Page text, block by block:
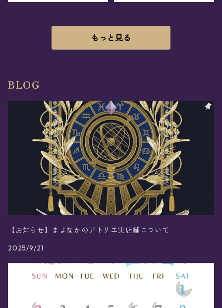
もっと見る
BLOG
【お知らせ】まよなかのアトリエ実店舗について
2025/9/21